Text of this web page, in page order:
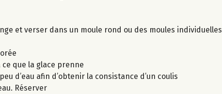
et verser dans un moule rond ou des moules individuelles
ce que la glace prenne
d’eau afin d’obtenir la consistance d’un coulis
Réserver